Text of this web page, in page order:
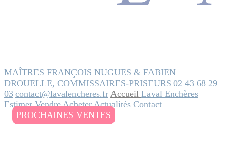
MAÎTRES FRANÇOIS NUGUES & FABIEN
DROUELLE, COMMISSAIRES-PRISEURS 02 43 68 29
03 contact@lavalencheres.fr Accueil Laval Enchères
EstimerVendreAcheterActualités Contact
PROCHAINES VENTES